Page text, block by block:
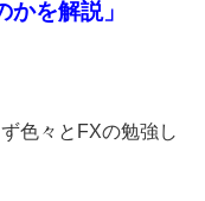
を解説」
色々とFXの勉強し